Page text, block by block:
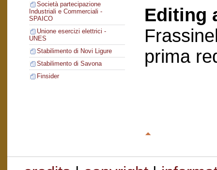
Società partecipazione
Industriali e Commerciali -
SPAICO
Unione esercizi elettrici -
UNES
Stabilimento di Novi Ligure
Stabilimento di Savona
Finsider
Editing
prima